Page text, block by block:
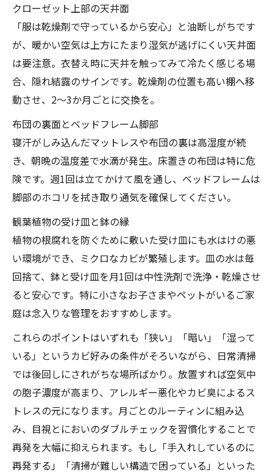
クローゼット上部の天井面
「服は乾燥剤で守っているから安心」と油断しがちです
が、暖かい空気は上方にたまり湿気が逃げにくい天井面
は要注意。衣替え時に天井を触ってみて冷たく感じる場
合、隠れ結露のサインです。乾燥剤の位置も高い棚へ移
動させ、2～3か月ごとに交換を。
布団の裏面とベッドフレーム脚部
寝汗がしみ込んだマットレスや布団の裏は高湿度が続
き、朝晩の温度差で水滴が発生。床置きの布団は特に危
険です。週1回は立てかけて風を通し、ベッドフレームは
脚部のホコリを拭き取り通気を確保してください。
観葉植物の受け皿と鉢の縁
植物の根腐れを防ぐために敷いた受け皿にも水はけの悪
い環境ができ、ミクロなカビが繁殖します。皿の水は毎
回捨て、鉢と受け皿を月1回は中性洗剤で洗浄・乾燥させ
ると安心です。特に小さなお子さまやペットがいるご家
庭は念入りな管理をおすすめします。
これらのポイントはいずれも「狭い」「暗い」「湿って
いる」というカビ好みの条件がそろいながら、日常清掃
では後回しにされがちな場所ばかり。放置すれば空気中
の胞子濃度が高まり、アレルギー悪化やカビ臭によるス
トレスの元になります。月ごとのルーティンに組み込
み、目視とにおいのダブルチェックを習慣化することで
再発を大幅に抑えられます。もし「手入れしているのに
再発する」「清掃が難しい構造で困っている」といった